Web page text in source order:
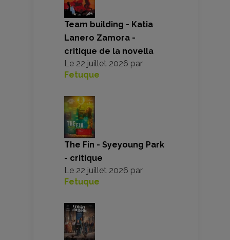
Team building - Katia
Lanero Zamora -
critique de la novella
Le 22 juillet 2026 par
Fetuque
The Fin - Syeyoung Park
- critique
Le 22 juillet 2026 par
Fetuque